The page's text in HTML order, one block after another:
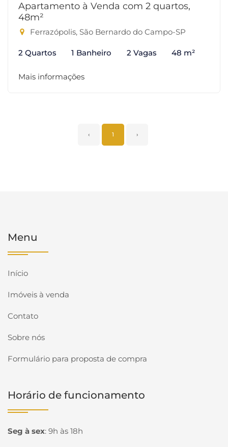
Apartamento à Venda com 2 quartos,
48m²
Ferrazópolis, São Bernardo do Campo-SP
2 Quartos 1 Banheiro 2 Vagas 48 m²
Mais informações
‹ 1 ›
Menu
Início
Imóveis à venda
Contato
Sobre nós
Formulário para proposta de compra
Horário de funcionamento
Seg à sex: 9h às 18h